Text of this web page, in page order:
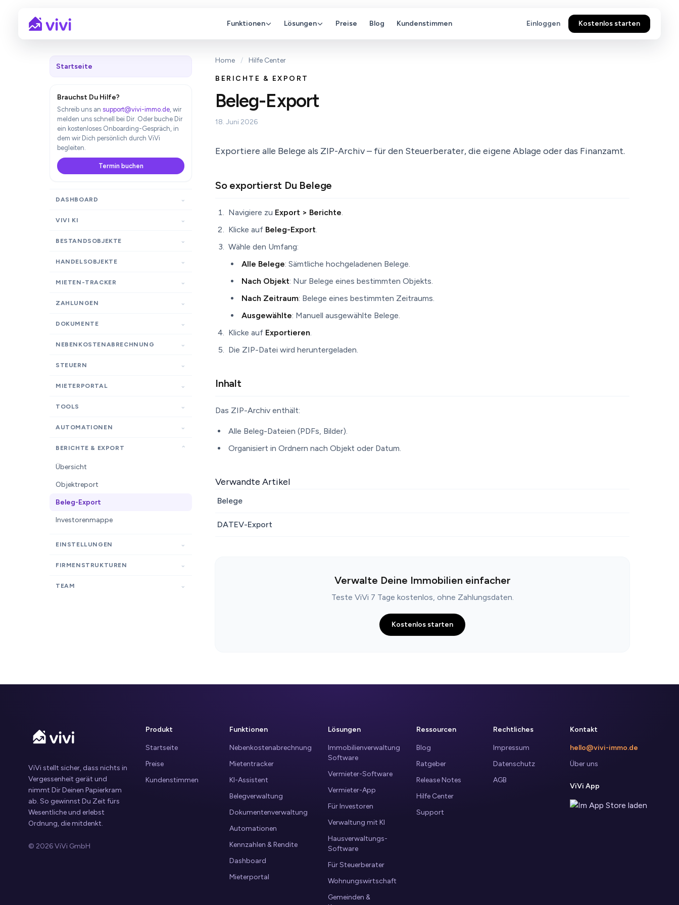
Funktionen Lösungen Preise Blog Kundenstimmen Einloggen Kostenlos starten
Startseite
Brauchst Du Hilfe?
Schreib uns an support@vivi-immo.de, wir
melden uns schnell bei Dir. Oder buche Dir
ein kostenloses Onboarding-Gespräch, in
dem wir Dich persönlich durch ViVi
begleiten.
Termin buchen
DASHBOARD
VIVI KI
BESTANDSOBJEKTE
HANDELSOBJEKTE
MIETEN-TRACKER
ZAHLUNGEN
DOKUMENTE
NEBENKOSTENABRECHNUNG
STEUERN
MIETERPORTAL
TOOLS
AUTOMATIONEN
BERICHTE & EXPORT
Übersicht
Objektreport
Beleg-Export
Investorenmappe
EINSTELLUNGEN
FIRMENSTRUKTUREN
TEAM
Home / Hilfe Center
BERICHTE & EXPORT
Beleg-Export
18. Juni 2026
Exportiere alle Belege als ZIP-Archiv – für den Steuerberater, die eigene Ablage oder das Finanzamt.
So exportierst Du Belege
Navigiere zu Export > Berichte.
Klicke auf Beleg-Export.
Wähle den Umfang:
Alle Belege: Sämtliche hochgeladenen Belege.
Nach Objekt: Nur Belege eines bestimmten Objekts.
Nach Zeitraum: Belege eines bestimmten Zeitraums.
Ausgewählte: Manuell ausgewählte Belege.
Klicke auf Exportieren.
Die ZIP-Datei wird heruntergeladen.
Inhalt
Das ZIP-Archiv enthält:
Alle Beleg-Dateien (PDFs, Bilder).
Organisiert in Ordnern nach Objekt oder Datum.
Verwandte Artikel
Belege
DATEV-Export
Verwalte Deine Immobilien einfacher
Teste ViVi 7 Tage kostenlos, ohne Zahlungsdaten.
Kostenlos starten
ViVi stellt sicher, dass nichts in
Vergessenheit gerät und
nimmt Dir Deinen Papierkram
ab. So gewinnst Du Zeit fürs
Wesentliche und erlebst
Ordnung, die mitdenkt.
© 2026 ViVi GmbH
Produkt
Startseite
Preise
Kundenstimmen
Funktionen
Nebenkostenabrechnung
Mietentracker
KI-Assistent
Belegverwaltung
Dokumentenverwaltung
Automationen
Kennzahlen & Rendite
Dashboard
Mieterportal
Lösungen
Immobilienverwaltung
Software
Vermieter-Software
Vermieter-App
Für Investoren
Verwaltung mit KI
Hausverwaltungs-
Software
Für Steuerberater
Wohnungswirtschaft
Gemeinden &
Ressourcen
Blog
Ratgeber
Release Notes
Hilfe Center
Support
Rechtliches
Impressum
Datenschutz
AGB
Kontakt
hello@vivi-immo.de
Über uns
ViVi App